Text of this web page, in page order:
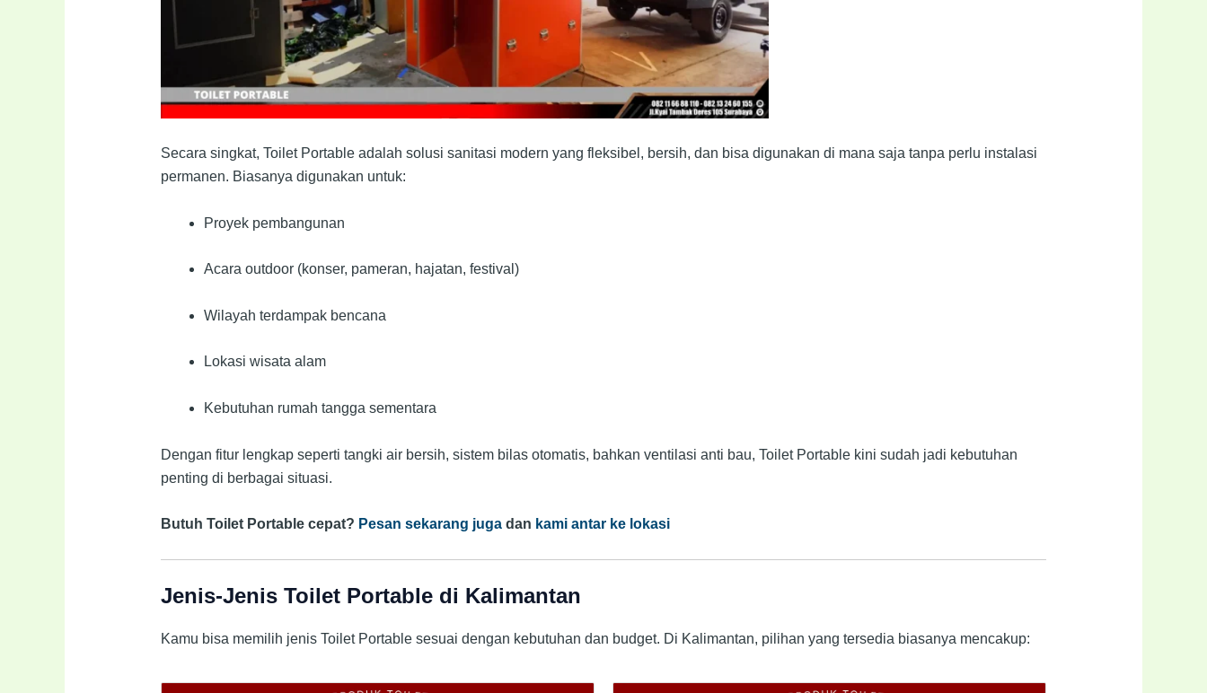
Secara singkat, Toilet Portable adalah solusi sanitasi modern yang fleksibel, bersih, dan bisa digunakan di mana saja tanpa perlu instalasi
permanen. Biasanya digunakan untuk:
Proyek pembangunan
Acara outdoor (konser, pameran, hajatan, festival)
Wilayah terdampak bencana
Lokasi wisata alam
Kebutuhan rumah tangga sementara
Dengan fitur lengkap seperti tangki air bersih, sistem bilas otomatis, bahkan ventilasi anti bau, Toilet Portable kini sudah jadi kebutuhan
penting di berbagai situasi.
Butuh Toilet Portable cepat? Pesan sekarang jugadan kami antar ke lokasi
Jenis-Jenis Toilet Portable di Kalimantan
Kamu bisa memilih jenis Toilet Portable sesuai dengan kebutuhan dan budget. Di Kalimantan, pilihan yang tersedia biasanya mencakup: